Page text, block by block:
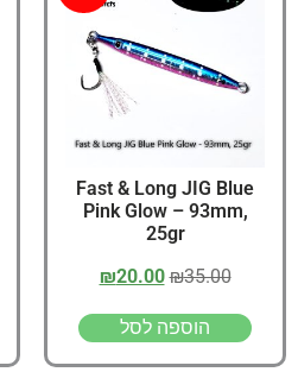
Fast & Long JIG Blue
Pink Glow – 93mm,
25gr
₪35.00
₪20.00
הוספה לסל